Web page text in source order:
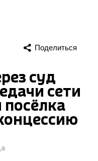
Поделиться
суд
сети